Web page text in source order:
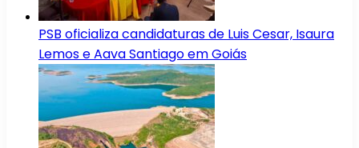
PSB oficializa candidaturas de Luis Cesar, Isaura
Lemos e Aava Santiago em Goiás